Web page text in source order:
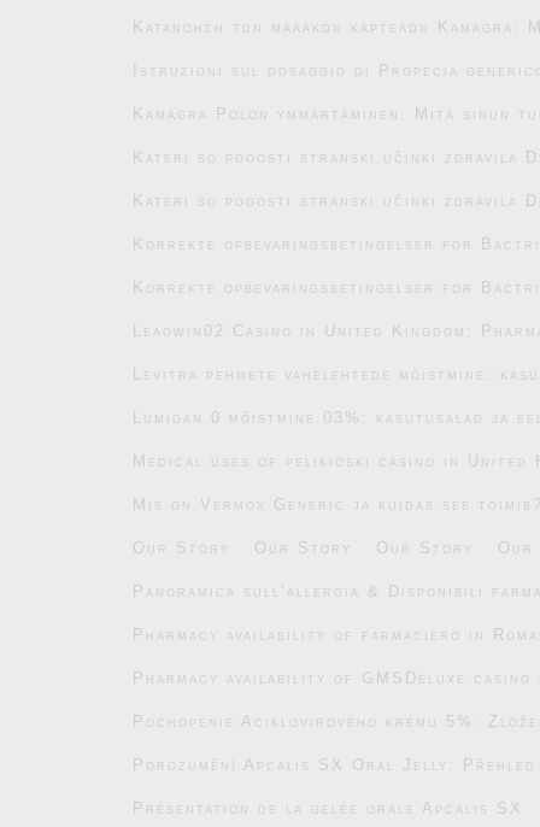
Κατανόηση των μαλακών καρτελών Kamagra:
Istruzioni sul dosaggio di Propecia
Kamagra Polon ymmärtäminen: Mitä sinun
Kateri so pogosti stranski učinki zdravila
Kateri so pogosti stranski učinki zdravila
Korrekte opbevaringsbetingelser for
Korrekte opbevaringsbetingelser for
Leaowin02 Casino in United Kingdom:
Levitra pehmete vahelehtede mõistmine:
Lumigan 0 mõistmine.03%: kasutusalad ja
Medical uses of pelikioski casino in United
Mis on Vermox Generic ja kuidas see
Our Story Our Story Our Story Our
Panoramica sull’allergia & Disponibili
Pharmacy availability of farmaciero in
Pharmacy availability of GMSDeluxe
Pochopenie Aciklovirového krému 5%:
Porozumění Apcalis SX Oral Jelly: Přehled
Présentation de la gelée orale Apcalis SX